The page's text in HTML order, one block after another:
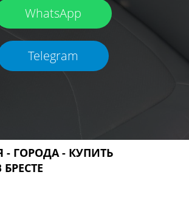
WhatsApp
Telegram
- ГОРОДА - КУПИТЬ